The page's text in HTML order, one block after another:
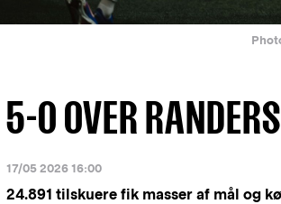
5-0 OVER
17/05 2026 16:00
24.891 tilskuere fik masser af mål og